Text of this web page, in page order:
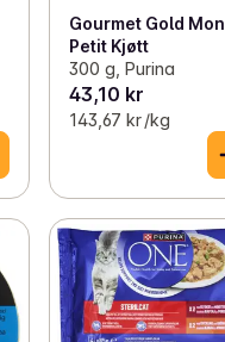
Gourmet Gold Mon
Petit Kjøtt
300 g, Purina
43,10 kr
143,67 kr /kg